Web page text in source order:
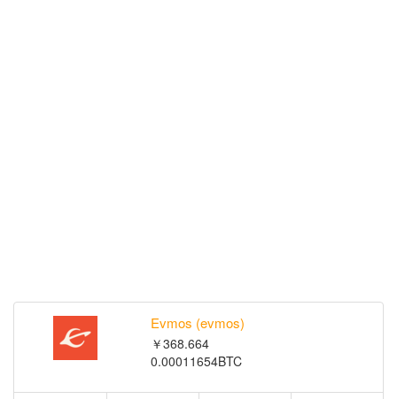
Evmos (evmos)
￥368.664
0.00011654BTC